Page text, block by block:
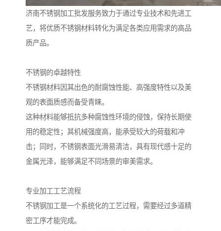
济南不锈钢加工批发服务致力于通过专业技术和先进工
艺，将优质不锈钢材料转化为满足各类应用需求的高品
质产品。
不锈钢的卓越特性
不锈钢材料因其出色的耐腐蚀性能、高强度特性以及美
观的表面质感而备受青睐。
这种材料能够抵抗多种腐蚀性环境的侵蚀，保持长期使
用的稳定性；其机械强度高，能承受较大的荷载和冲
击；同时，不锈钢表面光滑易清洁，具有现代感十足的
金属光泽，能够满足不同场景的审美需求。
专业加工工艺流程
不锈钢加工是一个系统化的工艺过程，需要经过多道精
密工序才能完成。